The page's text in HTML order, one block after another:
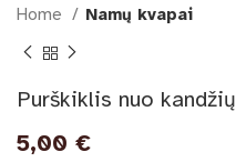
Home Namų kvapai
Purškiklis nuo kandžių
5,00 €